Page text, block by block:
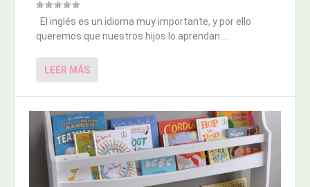
El inglés es un idioma muy importante, y por ello
queremos que nuestros hijos lo aprendan....
LEER MÁS